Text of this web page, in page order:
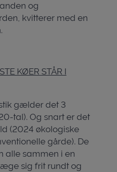
og
kvitterer med en
KØER STÅR I
gælder det 3
tal). Og snart er det
(2024 økologiske
gårde). De
alle sammen i en
sig frit rundt og